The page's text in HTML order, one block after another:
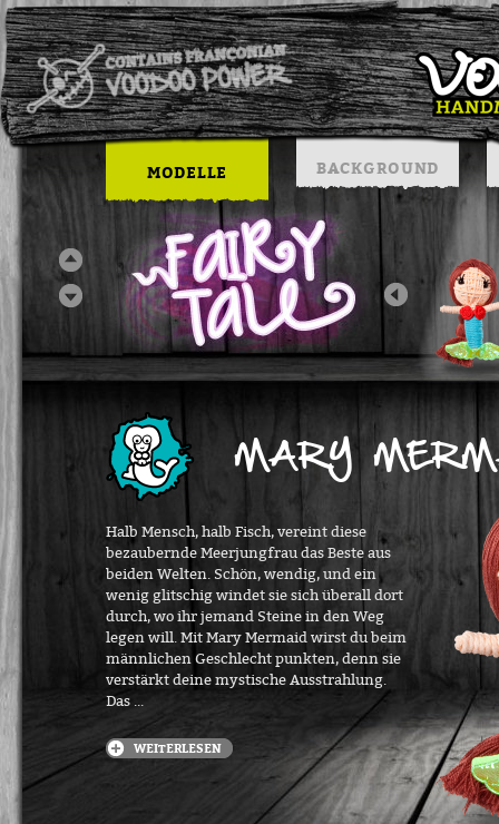
MODELLE BACKGROUND
MARY
Halb Mensch, halb Fisch, vereint diese
bezaubernde Meerjungfrau das Beste aus
beiden Welten. Schön, wendig, und ein
wenig glitschig windet sie sich überall dort
durch, wo ihr jemand Steine in den Weg
legen will. Mit Mary Mermaid wirst du beim
männlichen Geschlecht punkten, denn sie
verstärkt deine mystische Ausstrahlung.
Das ...
WEITERLESEN